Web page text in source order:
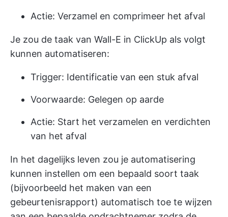
Actie: Verzamel en comprimeer het afval
Je zou de taak van Wall-E in ClickUp als volgt
kunnen automatiseren:
Trigger: Identificatie van een stuk afval
Voorwaarde: Gelegen op aarde
Actie: Start het verzamelen en verdichten
van het afval
In het dagelijks leven zou je automatisering
kunnen instellen om een bepaald soort taak
(bijvoorbeeld het maken van een
gebeurtenisrapport) automatisch toe te wijzen